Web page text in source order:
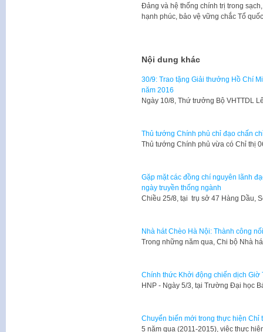
Đảng và hệ thống chính trị trong
hạnh phúc, bảo vệ vững chắc Tổ
Nội dung khác
30/9: Trao tặng Giải thưởng Hồ Chí
năm 2016
Ngày 10/8, Thứ trưởng Bộ VHTTDL
Thủ tướng Chính phủ chỉ đạo chấn
Thủ tướng Chính phủ vừa có Chỉ thị
Gặp mặt các đồng chí nguyên lãnh
ngày truyền thống ngành
​Chiều 25/8, tại trụ sở 47 Hàng Dầu,
Nhà hát Chèo Hà Nội: Thành công
Trong những năm qua, Chi bộ Nhà
Chính thức Khởi động chiến dịch Giờ
HNP - Ngày 5/3, tại Trường Đại học
Chuyển biến mới trong thực hiện Chỉ
5 năm qua (2011-2015), việc thực